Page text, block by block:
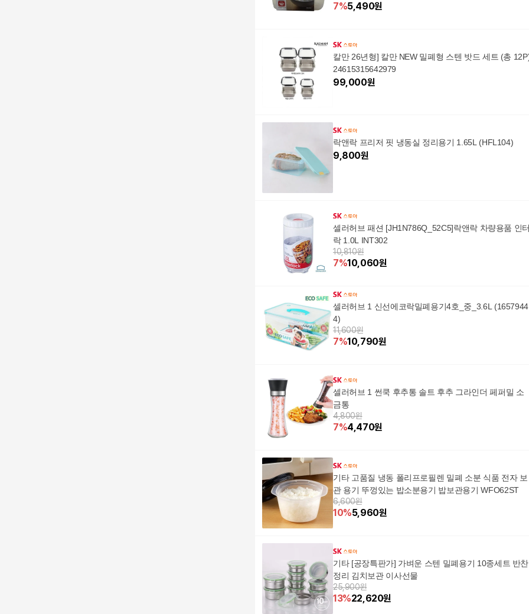
7%5,490원
칼만 26년형] 칼만 NEW 밀폐형 스텐 밧드 세트 (총
24615315642979
99,000원
락앤락 프리저 핏 냉동실 정리용기 1.65L (HFL104)
9,800원
셀러허브 패션 [JH1N786Q_52C5]락앤락 차량용품 인
락 1.0L INT302
10,810원
7%10,060원
셀러허브 1 신선에코락밀폐용기4호_중_3.6L (1657944
4)
11,600원
7%10,790원
셀러허브 1 썬쿡 후추통 솔트 후추 그라인더 페퍼밀 소
금통
4,800원
7%4,470원
기타 고품질 냉동 폴리프로필렌 밀폐 소분 식품 전자 보
관 용기 뚜껑있는 밥소분용기 밥보관용기 WFO62ST
6,600원
10%5,960원
기타 [공장특판가] 가벼운 스텐 밀폐용기 10종세트 반찬
정리 김치보관 이사선물
25,900원
13%22,620원